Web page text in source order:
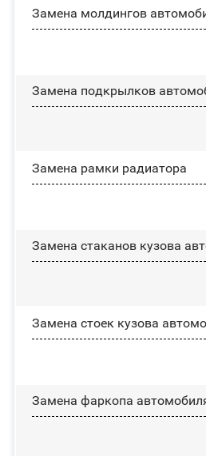
Замена молдингов
Замена пoдĸpылĸoв
Замена рамки радиатора
Замена стаканов кузова
Замена стоек кузова
Замена фаркопа